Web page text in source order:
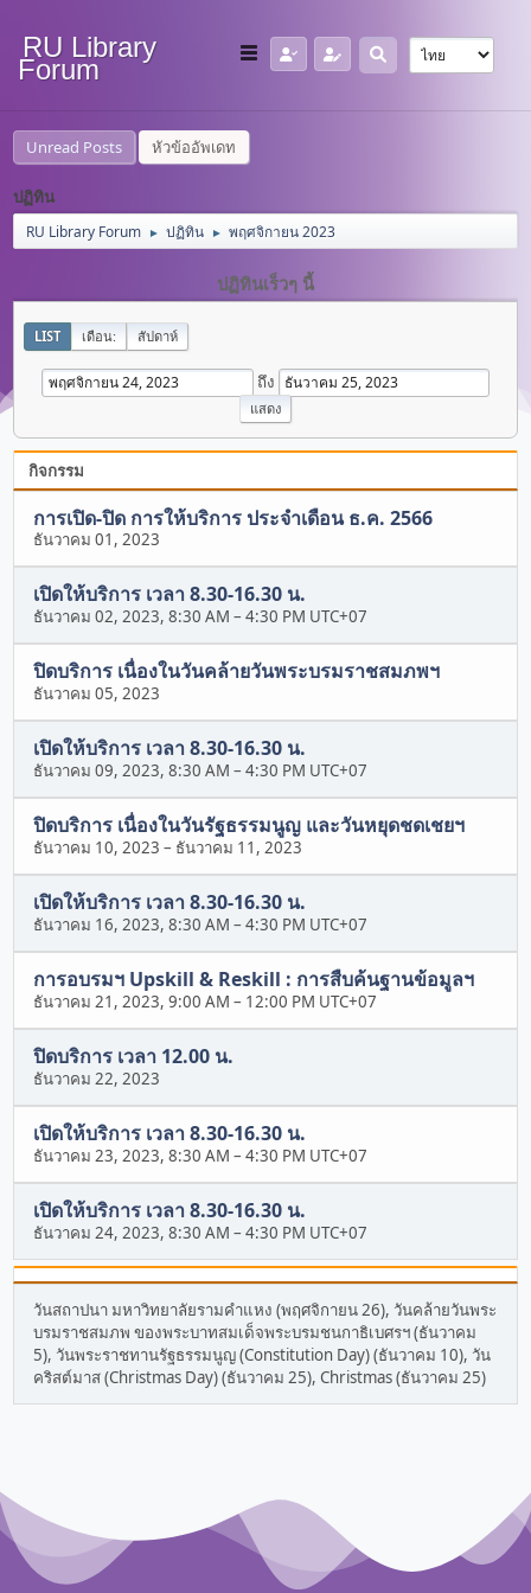
RU Library
Forum
Unread Posts หัวข้ออัพเดท
ปฏิทิน
RU Library Forum ► ปฏิทิน ► พฤศจิกายน 2023
ปฏิทินเร็วๆ นี้
LIST เดือน: สัปดาห์
ถึง
กิจกรรม
การเปิด-ปิด การให้บริการ ประจำเดือน ธ.ค. 2566
ธันวาคม 01, 2023
เปิดให้บริการ เวลา 8.30-16.30 น.
ธันวาคม 02, 2023, 8:30 AM –4:30 PM UTC+07
ปิดบริการ เนื่องในวันคล้ายวันพระบรมราชสมภพฯ
ธันวาคม 05, 2023
เปิดให้บริการ เวลา 8.30-16.30 น.
ธันวาคม 09, 2023, 8:30 AM –4:30 PM UTC+07
ปิดบริการ เนื่องในวันรัฐธรรมนูญ และวันหยุดชดเชยฯ
ธันวาคม 10, 2023 – ธันวาคม 11, 2023
เปิดให้บริการ เวลา 8.30-16.30 น.
ธันวาคม 16, 2023, 8:30 AM –4:30 PM UTC+07
การอบรมฯ Upskill & Reskill : การสืบค้นฐานข้อมูลฯ
ธันวาคม 21, 2023, 9:00 AM – 12:00 PM UTC+07
ปิดบริการ เวลา 12.00 น.
ธันวาคม 22, 2023
เปิดให้บริการ เวลา 8.30-16.30 น.
ธันวาคม 23, 2023, 8:30 AM –4:30 PM UTC+07
เปิดให้บริการ เวลา 8.30-16.30 น.
ธันวาคม 24, 2023, 8:30 AM –4:30 PM UTC+07
วันสถาปนา มหาวิทยาลัยรามคำแหง (พฤศจิกายน 26), วันคล้ายวันพระ
บรมราชสมภพ ของพระบาทสมเด็จพระบรมชนกาธิเบศรฯ (ธันวาคม
5), วันพระราชทานรัฐธรรมนูญ (Constitution Day) (ธันวาคม 10), วัน
คริสต์มาส (Christmas Day) (ธันวาคม 25), Christmas (ธันวาคม 25)